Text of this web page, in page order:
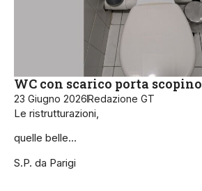
WC con scarico porta scopino
23 Giugno 2026Redazione GT
Le ristrutturazioni,
quelle belle…
S.P. da Parigi